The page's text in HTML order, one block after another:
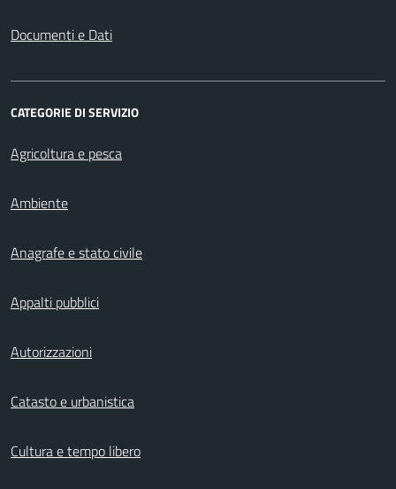
Documenti e Dati
CATEGORIE DI SERVIZIO
Agricoltura e pesca
Ambiente
Anagrafe e stato civile
Appalti pubblici
Autorizzazioni
Catasto e urbanistica
Cultura e tempo libero